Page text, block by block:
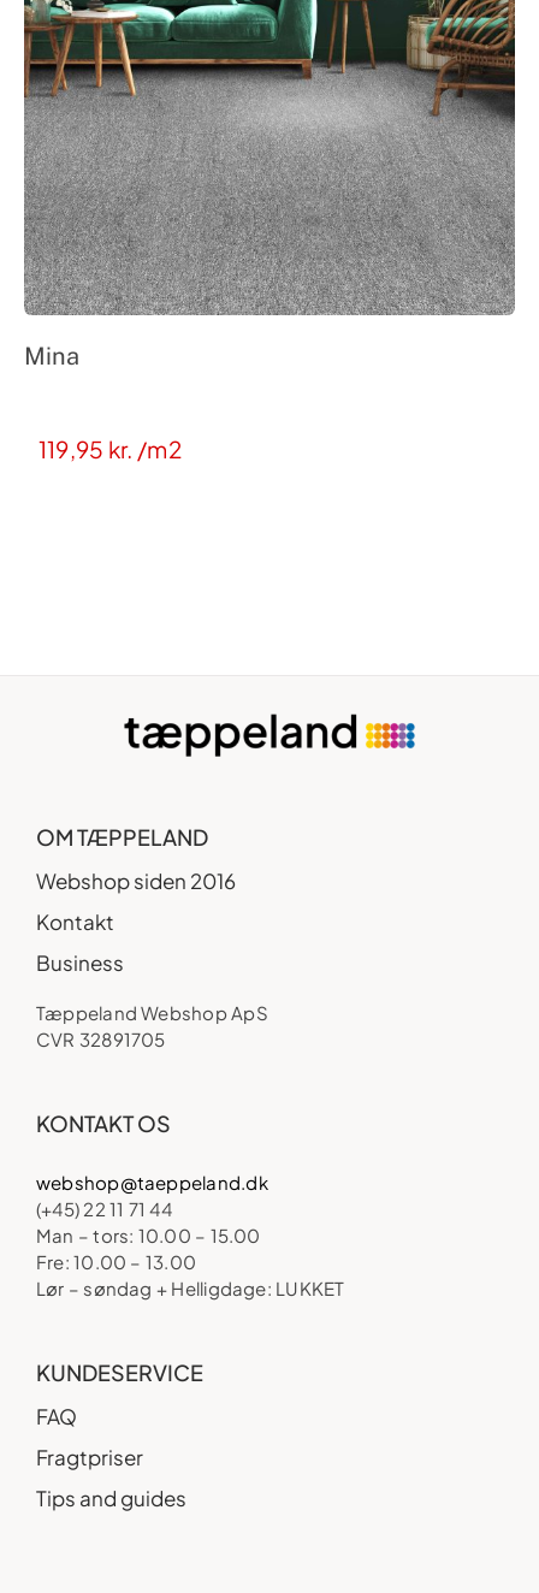
Mina
119,95 kr. /m2
OM TÆPPELAND
Webshop siden 2016
Kontakt
Business
Tæppeland Webshop ApS
CVR 32891705
KONTAKT OS
webshop@taeppeland.dk
(+45) 22 11 71 44
Man – tors: 10.00 – 15.00
Fre: 10.00 – 13.00
Lør – søndag + Helligdage: LUKKET
KUNDESERVICE
FAQ
Fragtpriser
Tips and guides